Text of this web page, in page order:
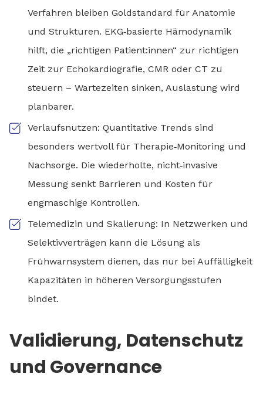
Verfahren bleiben Goldstandard für Anatomie
und Strukturen. EKG‑basierte Hämodynamik
hilft, die „richtigen Patient:innen“ zur richtigen
Zeit zur Echokardiografie, CMR oder CT zu
steuern – Wartezeiten sinken, Auslastung wird
planbarer.
Verlaufsnutzen: Quantitative Trends sind
besonders wertvoll für Therapie‑Monitoring und
Nachsorge. Die wiederholte, nicht‑invasive
Messung senkt Barrieren und Kosten für
engmaschige Kontrollen.
Telemedizin und Skalierung: In Netzwerken und
Selektivverträgen kann die Lösung als
Frühwarnsystem dienen, das nur bei Auffälligkeit
Kapazitäten in höheren Versorgungsstufen
bindet.
Validierung, Datenschutz
und Governance